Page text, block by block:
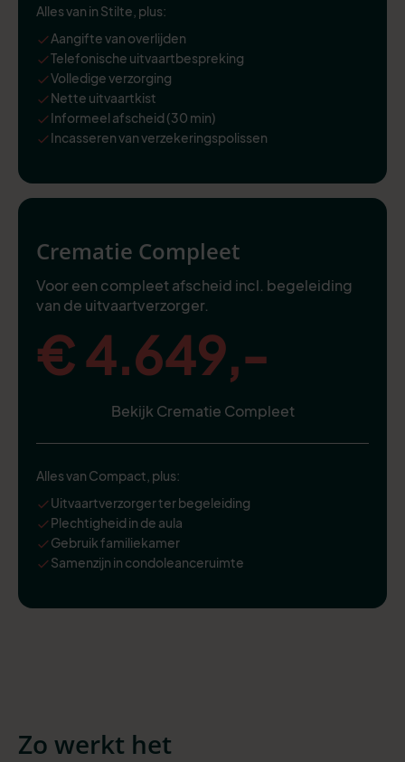
Alles van in Stilte, plus:
Aangifte van overlijden
Telefonische uitvaartbespreking
Volledige verzorging
Nette uitvaartkist
Informeel afscheid (30 min)
Incasseren van verzekeringspolissen
Crematie Compleet
Voor een compleet afscheid incl. begeleiding
van de uitvaartverzorger.
€ 4.649,-
Bekijk Crematie Compleet
Alles van Compact, plus:
Uitvaartverzorger ter begeleiding
Plechtigheid in de aula
Gebruik familiekamer
Samenzijn in condoleanceruimte
Zo werkt het